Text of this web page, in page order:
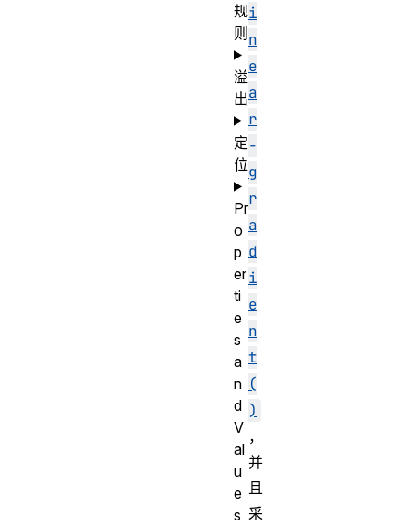
i
n
e
a
r
-
g
r
a
d
i
e
n
t
(
)
，
并
且
采
规
则
溢
出
定
位
Pr
o
p
er
ti
e
s
a
n
d
V
al
u
e
s